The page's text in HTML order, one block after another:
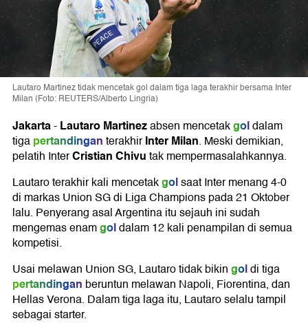
Lautaro Martinez tidak mencetak gol dalam tiga laga terakhir bersama Inter
Milan (Foto: REUTERS/Alberto Lingria)
Jakarta-Lautaro Martinezabsen mencetakgoldalam
tigapertandinganterakhirInter Milan. Meski demikian,
pelatih InterCristian Chivutak mempermasalahkannya.
Lautaro terakhir kali mencetakgolsaat Inter menang 4-0
di markas Union SG di Liga Champions pada 21 Oktober
lalu. Penyerang asal Argentina itu sejauh ini sudah
mengemas enamgoldalam 12 kali penampilan di semua
kompetisi.
Usai melawan Union SG, Lautaro tidak bikingoldi tiga
pertandingan beruntun melawan Napoli, Fiorentina, dan
Hellas Verona. Dalam tiga laga itu, Lautaro selalu tampil
sebagai starter.